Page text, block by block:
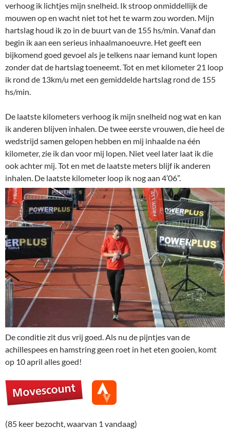
verhoog ik lichtjes mijn snelheid. Ik stroop onmiddellijk de
mouwen op en wacht niet tot het te warm zou worden. Mijn
hartslag houd ik zo in de buurt van de 155 hs/min. Vanaf dan
begin ik aan een serieus inhaalmanoeuvre. Het geeft een
bijkomend goed gevoel als je telkens naar iemand kunt lopen
zonder dat de hartslag toeneemt. Tot en met kilometer 21 loop
ik rond de 13km/u met een gemiddelde hartslag rond de 155
hs/min.
De laatste kilometers verhoog ik mijn snelheid nog wat en kan
ik anderen blijven inhalen. De twee eerste vrouwen, die heel de
wedstrijd samen gelopen hebben en mij inhaalde na één
kilometer, zie ik dan voor mij lopen. Niet veel later laat ik die
ook achter mij. Tot en met de laatste meters blijf ik anderen
inhalen. De laatste kilometer loop ik nog aan 4’06”.
De conditie zit dus vrij goed. Als nu de pijntjes van de
achillespees en hamstring geen roet in het eten gooien, komt
op 10 april alles goed!
(85 keer bezocht, waarvan 1 vandaag)